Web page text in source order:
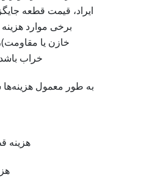
ایراد، قیمت قطعه
برخی موارد
خازن یا
خراب
به طور معمول
هزینه